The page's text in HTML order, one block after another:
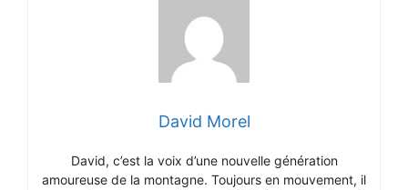
David Morel
David, c’est la voix d’une nouvelle génération
amoureuse de la montagne. Toujours en mouvement, il